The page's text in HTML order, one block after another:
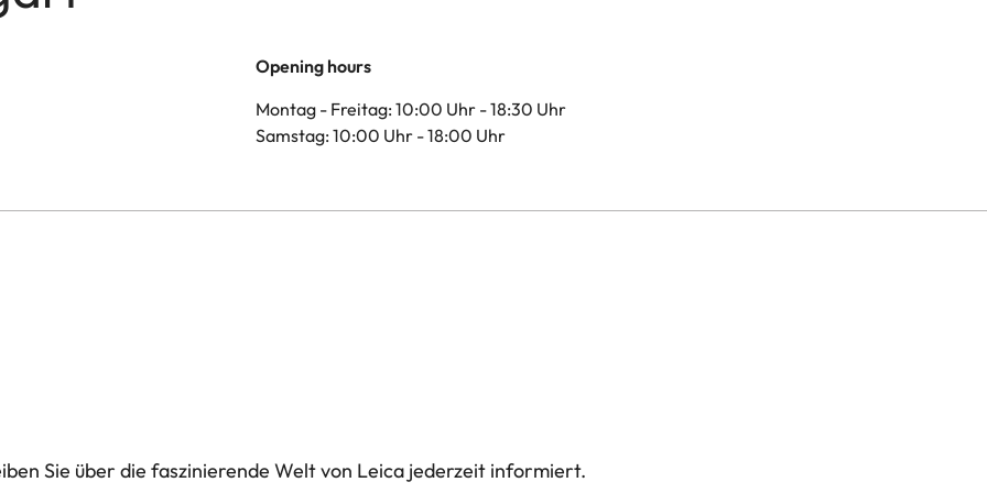
Opening hours
Montag - Freitag: 10:00 Uhr - 18:30 Uhr
Samstag: 10:00 Uhr - 18:00 Uhr
Sie über die faszinierende Welt von Leica jederzeit informiert.